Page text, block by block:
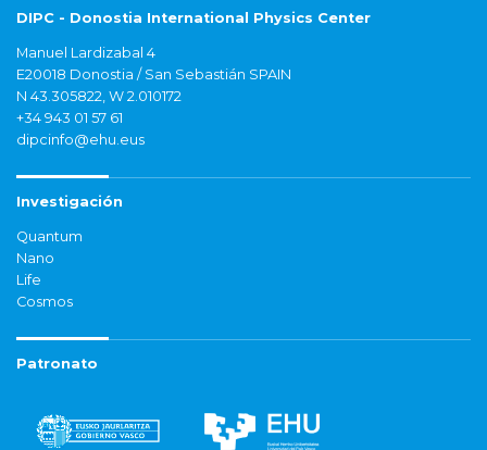
DIPC - Donostia International Physics Center
Manuel Lardizabal 4
E20018 Donostia / San Sebastián SPAIN
N 43.305822, W 2.010172
+34 943 01 57 61
dipcinfo@ehu.eus
Investigación
Quantum
Nano
Life
Cosmos
Patronato